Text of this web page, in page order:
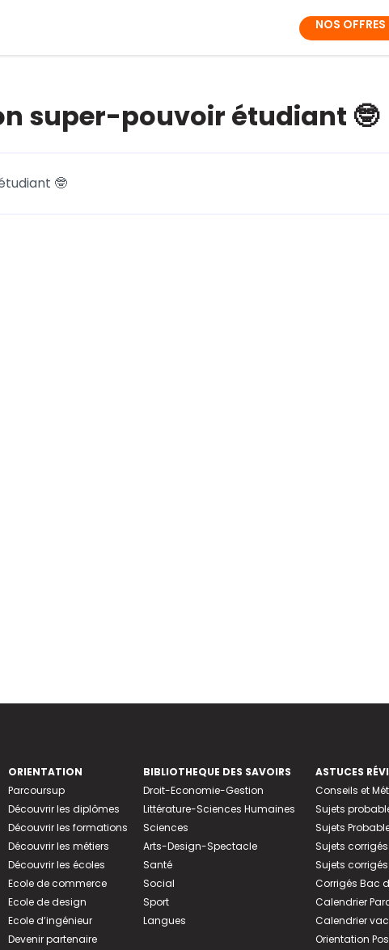
NOS OFFRES
super-pouvoir étudiant 🤓
🤓
ORIENTATION
Parcoursup
Découvrir les diplômes
Découvrir les formations
Découvrir les métiers
Découvrir les écoles
Ecole de commerce
Ecole de design
Ecole d’ingénieur
Devenir partenaire
BIBLIOTHEQUE DES SAVOIRS
Droit-Economie-Gestion
Littérature-Sciences Humaines
Sciences
Arts-Design-Spectacle
Santé
Social
Sport
Langues
ASTUCES
Conseils et
Sujets
Sujets
Sujets
Sujets
Corrigés Bac
Calendrier
Calendrier
Orientation